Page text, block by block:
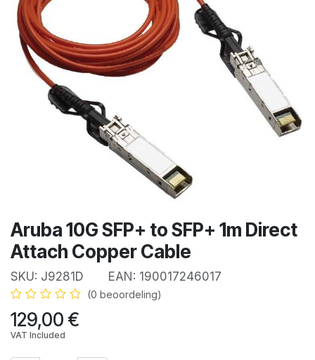
Aruba 10G SFP+ to SFP+ 1m Direct
Attach Copper Cable
SKU: J9281D EAN: 190017246017
(0 beoordeling)
129,00€
VAT Included